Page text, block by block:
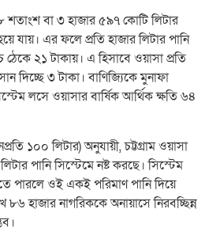
বা ৩ হাজার ৫৯৭ কোটি লিটার
যায়। এর ফলে প্রতি হাজার লিটার পানি
২১ টাকায়। এ হিসাবে ওয়াসা প্রতি
দিচ্ছে ৩ টাকা। বাণিজ্যিকে মুনাফা
লসে ওয়াসার বার্ষিক আর্থিক ক্ষতি ৬৪
১০০ লিটার) অনুযায়ী, চট্টগ্রাম ওয়াসা
পানি সিস্টেমে নষ্ট করছে। সিস্টেম
পারলে ওই একই পরিমাণ পানি দিয়ে
৮৬ হাজার নাগরিককে অনায়াসে নিরবচ্ছিন্ন